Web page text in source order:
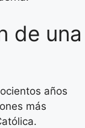
de una
años
más